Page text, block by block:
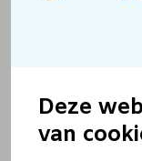
Deze
van